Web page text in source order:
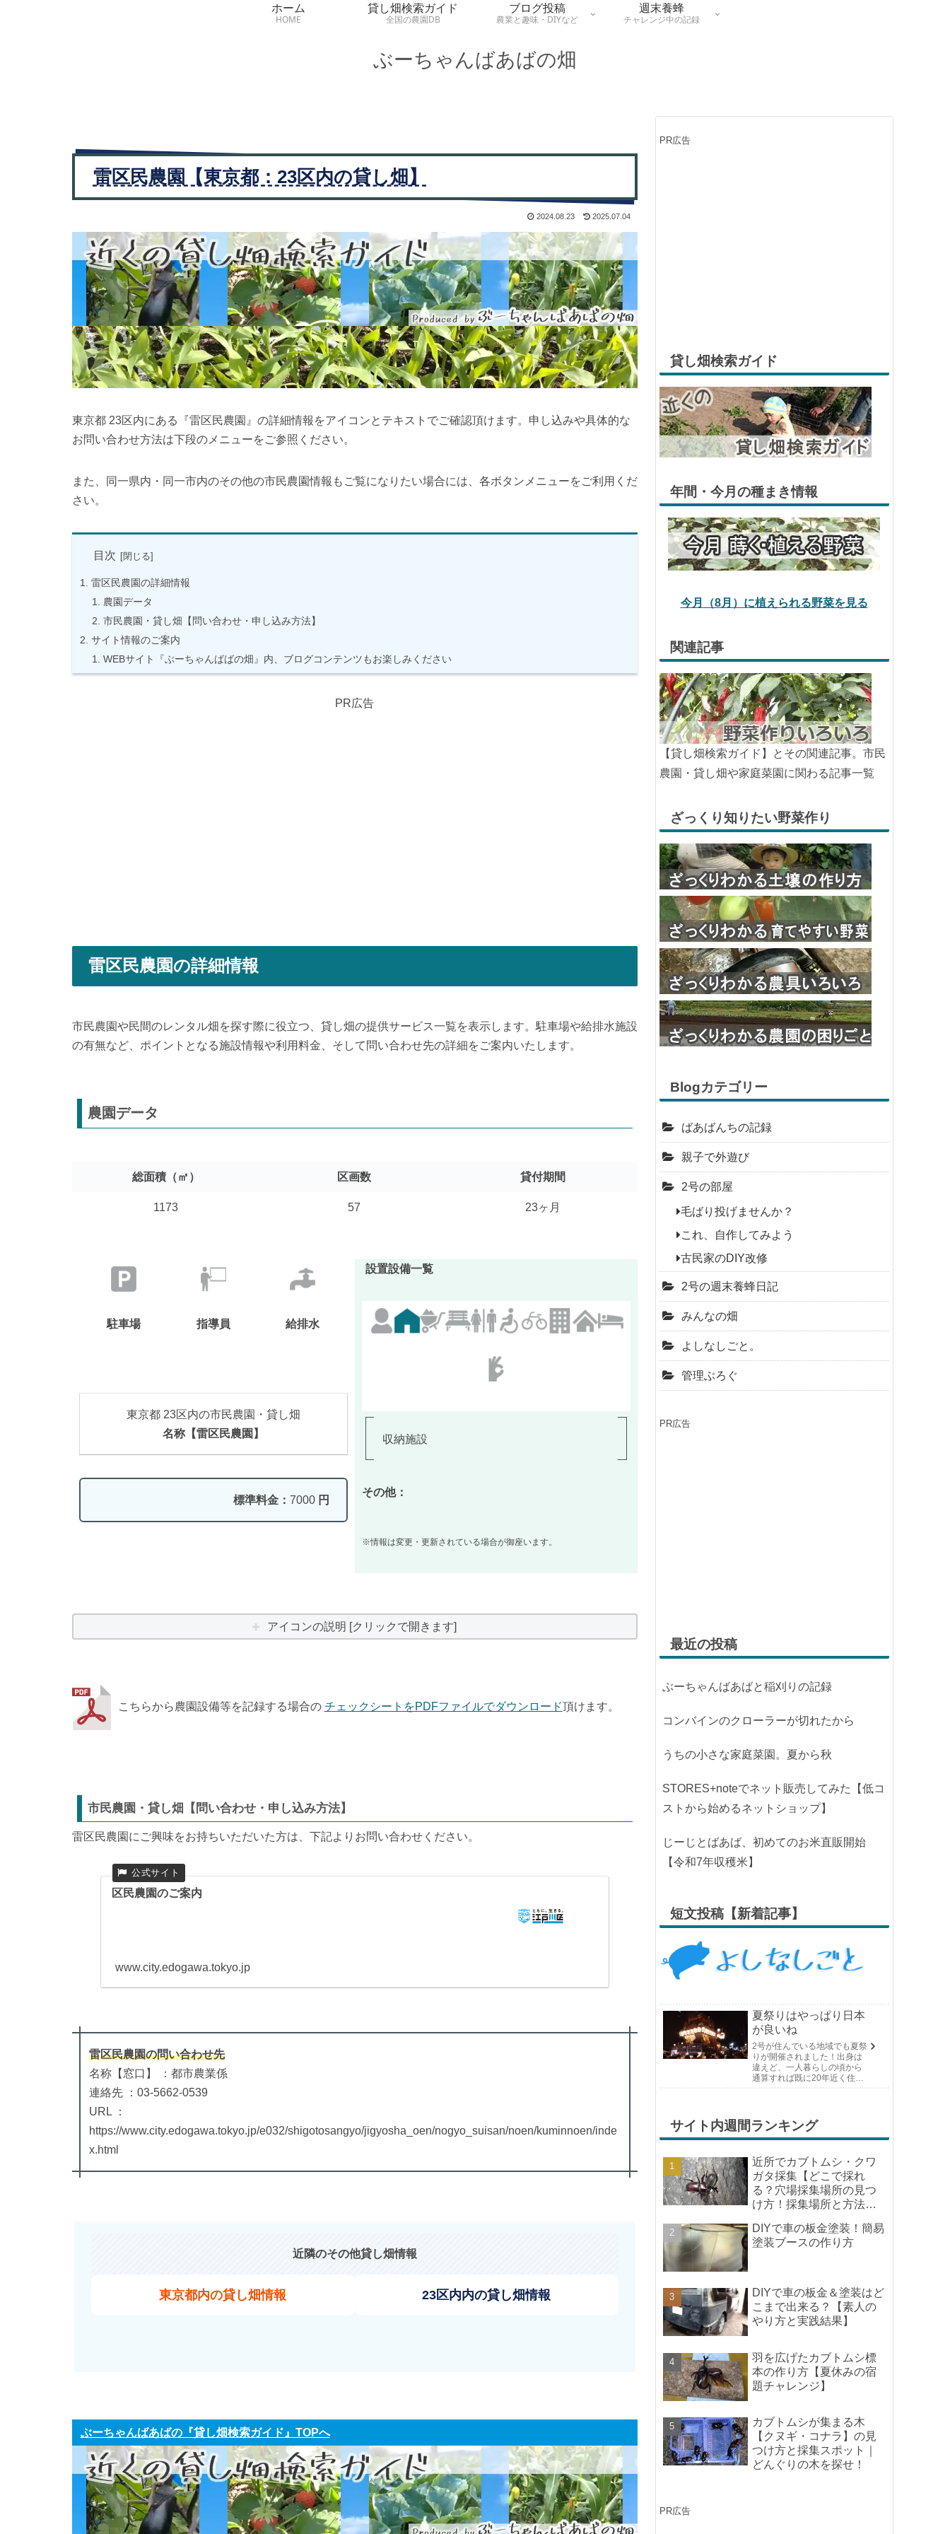
ぶーちゃんばあばの畑
ホーム
HOME
貸し畑検索ガイド
全国の農園DB
ブログ投稿
農業と趣味・DIYなど
週末養蜂
チャレンジ中の記録
雷区民農園【東京都：23区内の貸し畑】
2024.08.23 2025.07.04
東京都 23区内にある『雷区民農園』の詳細情報をアイコンとテキストでご確認頂けます。申し込みや具体的な
お問い合わせ方法は下段のメニューをご参照ください。
また、同一県内・同一市内のその他の市民農園情報もご覧になりたい場合には、各ボタンメニューをご利用くだ
さい。
目次
雷区民農園の詳細情報
農園データ
市民農園・貸し畑【問い合わせ・申し込み方法】
サイト情報のご案内
WEBサイト『ぶーちゃんばばの畑』内、ブログコンテンツもお楽しみください
PR広告
雷区民農園の詳細情報
市民農園や民間のレンタル畑を探す際に役立つ、貸し畑の提供サービス一覧を表示します。駐車場や給排水施設
の有無など、ポイントとなる施設情報や利用料金、そして問い合わせ先の詳細をご案内いたします。
農園データ
総面積（㎡） 区画数 貸付期間
1173 57 23ヶ月
駐車場 指導員 給排水
東京都 23区内の市民農園・貸し畑
名称【雷区民農園】
標準料金： 7000 円
設置設備一覧
収納施設
その他：
※情報は変更・更新されている場合が御座います。
アイコンの説明 [クリックで開きます]
こちらから農園設備等を記録する場合の チェックシートをPDFファイルでダウンロード頂けます。
市民農園・貸し畑【問い合わせ・申し込み方法】
雷区民農園にご興味をお持ちいただいた方は、下記よりお問い合わせください。
区民農園のご案内
www.city.edogawa.tokyo.jp
雷区民農園の問い合わせ先
名称【窓口】 ：都市農業係
連絡先 ：03-5662-0539
URL ：
https://www.city.edogawa.tokyo.jp/e032/shigotosangyo/jigyosha_oen/nogyo_suisan/noen/kuminnoen/inde
x.html
近隣のその他貸し畑情報
東京都内の貸し畑情報 23区内内の貸し畑情報
ぶーちゃんばあばの『貸し畑検索ガイド』TOPへ
PR広告
貸し畑検索ガイド
年間・今月の種まき情報
今月（8月）に植えられる野菜を見る
関連記事
【貸し畑検索ガイド】とその関連記事。市民
農園・貸し畑や家庭菜園に関わる記事一覧
ざっくり知りたい野菜作り
Blogカテゴリー
ばあばんちの記録
親子で外遊び
2号の部屋
毛ばり投げませんか？
これ、自作してみよう
古民家のDIY改修
2号の週末養蜂日記
みんなの畑
よしなしごと。
管理ぶろぐ
PR広告
最近の投稿
ぶーちゃんばあばと稲刈りの記録
コンバインのクローラーが切れたから
うちの小さな家庭菜園。夏から秋
STORES+noteでネット販売してみた【低コ
ストから始めるネットショップ】
じーじとばあば、初めてのお米直販開始
【令和7年収穫米】
短文投稿【新着記事】
夏祭りはやっぱり日本
が良いね
2号が住んでいる地域でも夏祭
りが開催されました！出身は
違えど、一人暮らしの頃から
通算すれば既に20年近く住ん
す。そして、それは2号嫁も同
じようで、夏祭りが近いづい...
サイト内週間ランキング
近所でカブトムシ・クワ
ガタ採集【どこで採れ
る？穴場採集場所の見つ
け方！採集場所と方法や
DIYで車の板金塗装！簡易
塗装ブースの作り方
DIYで車の板金＆塗装はど
こまで出来る？【素人の
やり方と実践結果】
羽を広げたカブトムシ標
本の作り方【夏休みの宿
題チャレンジ】
カブトムシが集まる木
【クヌギ・コナラ】の見
つけ方と採集スポット｜
どんぐりの木を探せ！
PR広告